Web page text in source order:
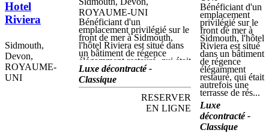
Hotel
Riviera
Sidmouth,
Devon,
ROYAUME-
UNI
ROYAUME-UNI
Bénéficiant d'un
emplacement privilégié sur le
front de mer à Sidmouth,
l'hôtel Riviera est situé dans
un bâtiment de régence
élégamment restauré, qui était
autrefois une terrasse de
résidences de trois étages.
Cette charmante propriété
propose un hébergement
luxueux et une excellente
cuisine dans un cadre
Luxe décontracté -
Classique
RESERVER
EN LIGNE
Bénéficiant d'un
emplacement
privilégié sur le
front de mer à
Sidmouth, l'hôtel
Riviera est situé
dans un bâtiment
de régence
élégamment
restauré, qui était
autrefois une
terrasse de rés...
Luxe
décontracté -
Classique